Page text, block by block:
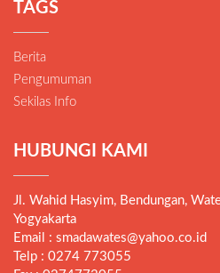
TAGS
Berita
Pengumuman
Sekilas Info
HUBUNGI KAMI
Jl. Wahid Hasyim, Bendungan,
Yogyakarta
Email : smadawates@yahoo.co.id
Telp : 0274 773055